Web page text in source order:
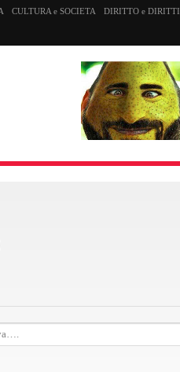
CULTURA e SOCIETA DIRITTO e DIRITTI